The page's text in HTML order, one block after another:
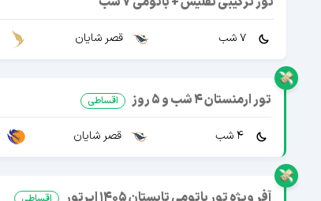
قصر شایان
تور ارمنستان 4 شب و 5 روز اقساطی
قصر شایان